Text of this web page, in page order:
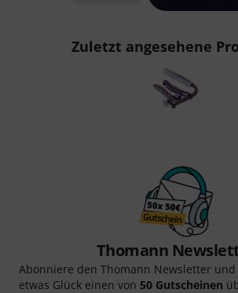
Zuletzt angesehene
Thomann
Abonniere den Thomann Newsletter
etwas Glück einen von 50 Gutscheinen